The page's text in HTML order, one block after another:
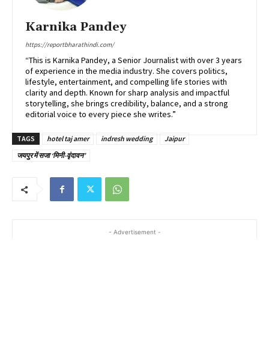
Karnika Pandey
https://reportbharathindi.com/
“This is Karnika Pandey, a Senior Journalist with over 3 years
of experience in the media industry. She covers politics,
lifestyle, entertainment, and compelling life stories with
clarity and depth. Known for sharp analysis and impactful
storytelling, she brings credibility, balance, and a strong
editorial voice to every piece she writes.”
TAGS hotel taj amer indresh wedding
Jaipur
जयपुर में सजा ‘मिनी-वृंदावन’
- Advertisement -